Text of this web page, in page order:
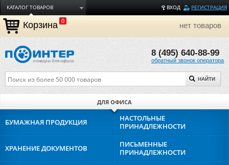
ВХОД РЕГИСТРАЦИЯ
КАТАЛОГ ТОВАРОВ
ДОСТАВКА
ОПЛАТА
ТОРГОВЫЕ МАРКИ
О КОМПАНИИ
Корзина 0 нет товаров
8 (495) 640-88-99
обратный звонок оператора
НАЙТИ
ДЛЯ ОФИСА
БУМАЖНАЯ ПРОДУКЦИЯ
НАСТОЛЬНЫЕ
ПРИНАДЛЕЖНОСТИ
ХРАНЕНИЕДОКУМЕНТОВ
ПИСЬМЕННЫЕ
ПРИНАДЛЕЖНОСТИ